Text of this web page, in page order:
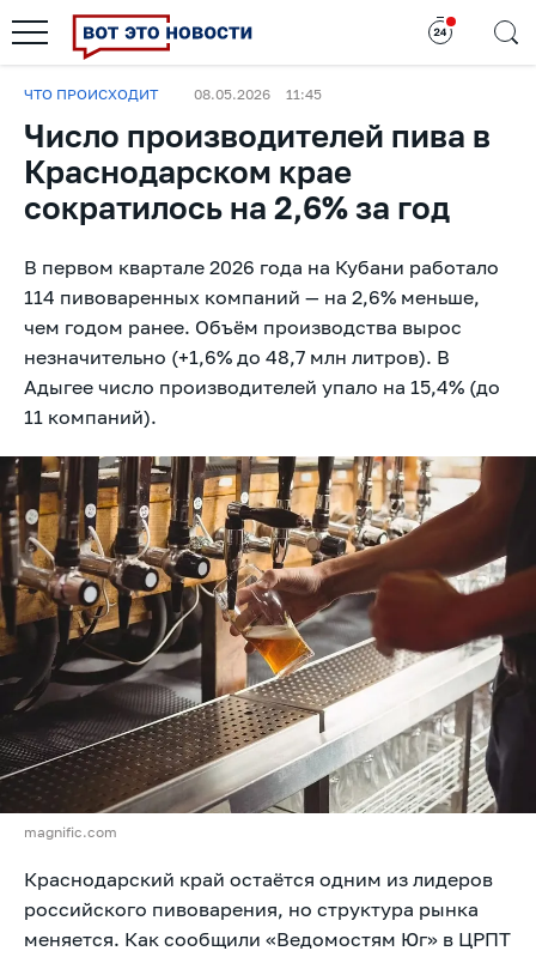
ЧТО ПРОИСХОДИТ 08.05.2026 11:45
Число производителей пива в
Краснодарском крае
сократилось на 2,6% за год
В первом квартале 2026 года на Кубани работало
114 пивоваренных компаний — на 2,6% меньше,
чем годом ранее. Объём производства вырос
незначительно (+1,6% до 48,7 млн литров). В
Адыгее число производителей упало на 15,4% (до
11 компаний).
magnific.com
Краснодарский край остаётся одним из лидеров
российского пивоварения, но структура рынка
меняется. Как сообщили «Ведомостям Юг» в ЦРПТ